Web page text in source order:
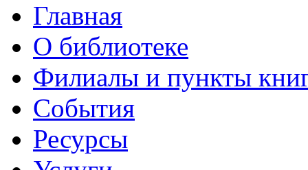
Главная
О библиотеке
Филиалы и пункты
События
Ресурсы